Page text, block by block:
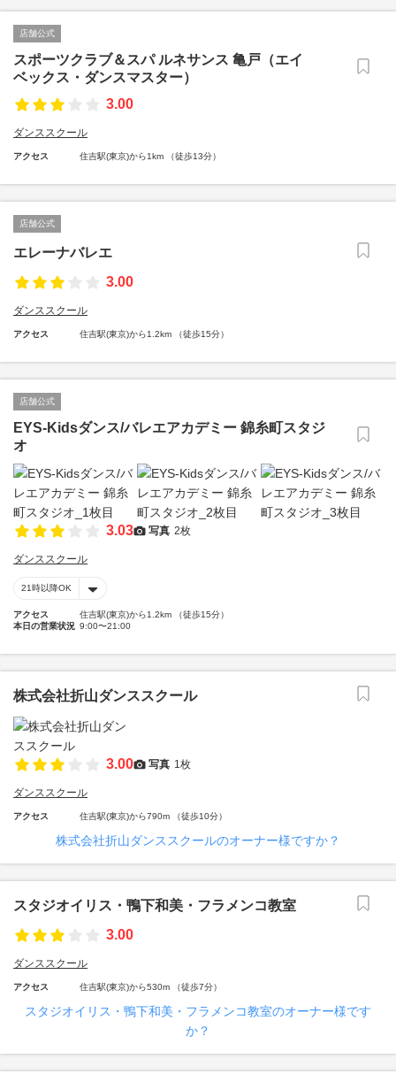
店舗公式
スポーツクラブ＆スパ ルネサンス 亀戸（エイ
ベックス・ダンスマスター）
3.00
ダンススクール
アクセス 住吉駅(東京)から1km （徒歩13分）
店舗公式
エレーナバレエ
3.00
ダンススクール
アクセス 住吉駅(東京)から1.2km （徒歩15分）
店舗公式
EYS-Kidsダンス/バレエアカデミー 錦糸町スタジ
オ
3.03 写真 2枚
ダンススクール
21時以降OK
アクセス
住吉駅(東京)から1.2km （徒歩15分）
本日の営業状況 9:00〜21:00
株式会社折山ダンススクール
3.00 写真 1枚
ダンススクール
アクセス 住吉駅(東京)から790m （徒歩10分）
株式会社折山ダンススクールのオーナー様ですか？
スタジオイリス・鴨下和美・フラメンコ教室
3.00
ダンススクール
アクセス 住吉駅(東京)から530m （徒歩7分）
スタジオイリス・鴨下和美・フラメンコ教室のオーナー様です
か？